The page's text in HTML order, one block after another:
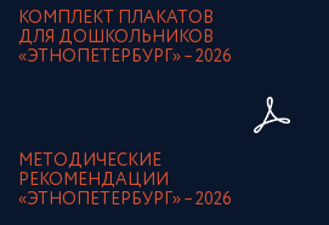
КОМПЛЕКТ ПЛАКАТОВ
ДЛЯ ДОШКОЛЬНИКОВ
«ЭТНОПЕТЕРБУРГ» – 2026
МЕТОДИЧЕСКИЕ
РЕКОМЕНДАЦИИ
«ЭТНОПЕТЕРБУРГ» – 2026